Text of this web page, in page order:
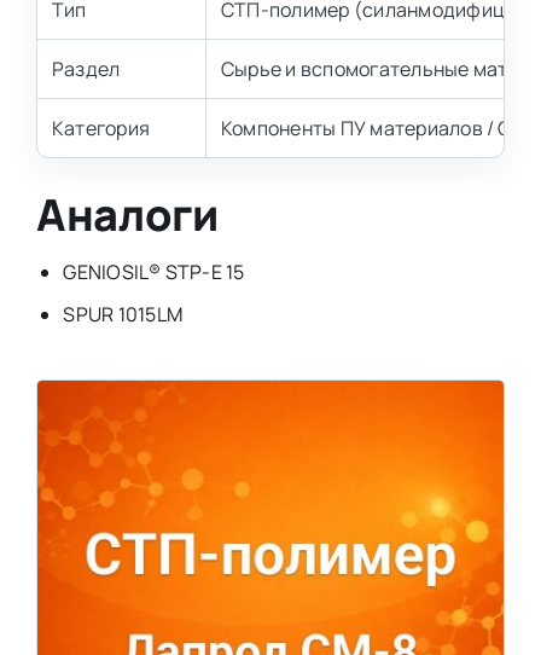
Тип СТП-полимер
Раздел Сырье и вспомогательные
Категория Компоненты ПУ материалов /
Аналоги
GENIOSIL® STP-E 15
SPUR 1015LM